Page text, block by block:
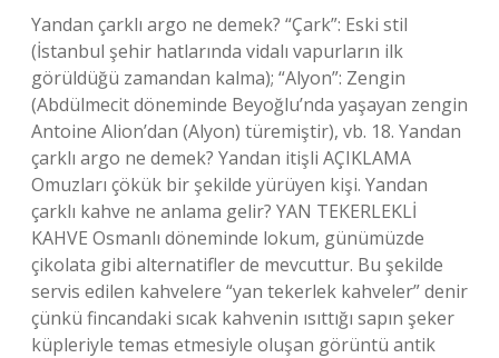
Yandan çarklı argo ne demek? “Çark”: Eski stil
(İstanbul şehir hatlarında vidalı vapurların ilk
görüldüğü zamandan kalma); “Alyon”: Zengin
(Abdülmecit döneminde Beyoğlu’nda yaşayan zengin
Antoine Alion’dan (Alyon) türemiştir), vb. 18. Yandan
çarklı argo ne demek? Yandan itişli AÇIKLAMA
Omuzları çökük bir şekilde yürüyen kişi. Yandan
çarklı kahve ne anlama gelir? YAN TEKERLEKLİ
KAHVE Osmanlı döneminde lokum, günümüzde
çikolata gibi alternatifler de mevcuttur. Bu şekilde
servis edilen kahvelere “yan tekerlek kahveler” denir
çünkü fincandaki sıcak kahvenin ısıttığı sapın şeker
küpleriyle temas etmesiyle oluşan görüntü antik